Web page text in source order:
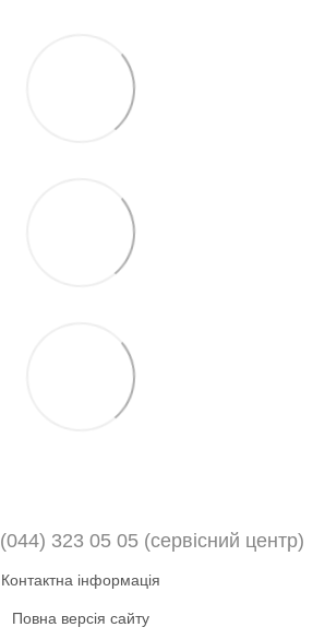
(044) 323 05 05 (сервісний центр)
Контактна інформація
Повна версія сайту